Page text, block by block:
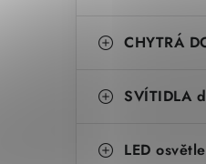
CHYTRÁ
SVÍTIDLA
LED